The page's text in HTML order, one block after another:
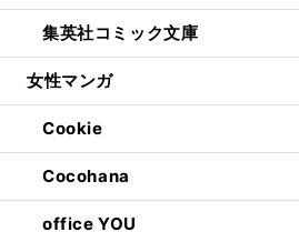
集英社コミック文庫
女性マンガ
Cookie
Cocohana
office YOU